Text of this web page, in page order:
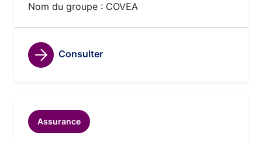
Nom du groupe : COVEA
Consulter
Assurance